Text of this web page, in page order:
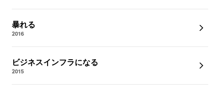
暴れる
2016
ビジネスインフラになる
2015